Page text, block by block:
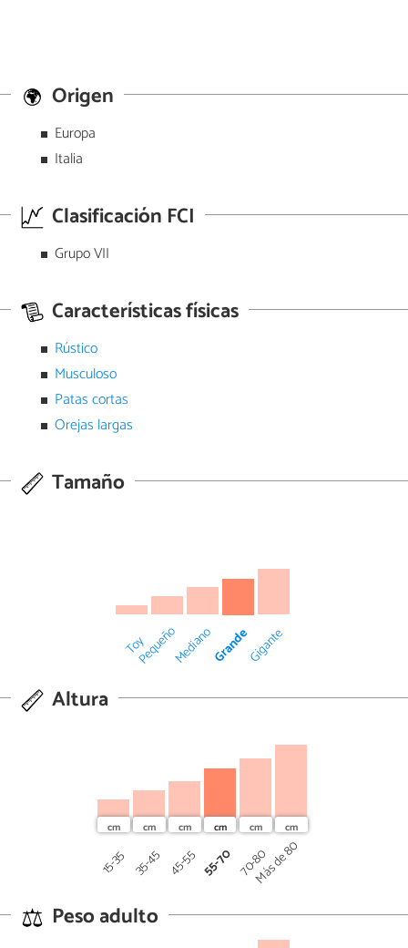
Origen
Europa
Italia
Clasificación FCI
Grupo VII
Características físicas
Rústico
Musculoso
Patas cortas
Orejas largas
Tamaño
Toy
PequeñoMedianoGrandeGigante
Altura
15-35 35-45 45-55 55-70 70-80
Más de 80
Peso adulto